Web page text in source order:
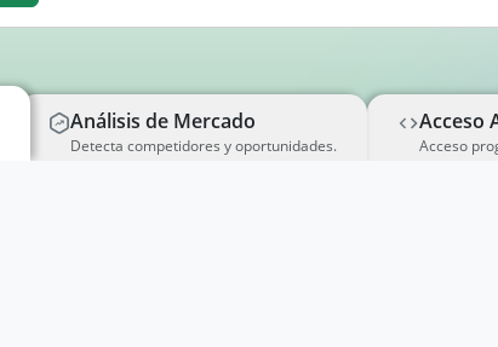
Análisis de Mercado
Detecta competidores y oportunidades.
Acceso
Acceso